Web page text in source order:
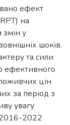
ефект
на
змін у
шоків.
та сили
ефективного
цін
за період з
увагу
2016-2022